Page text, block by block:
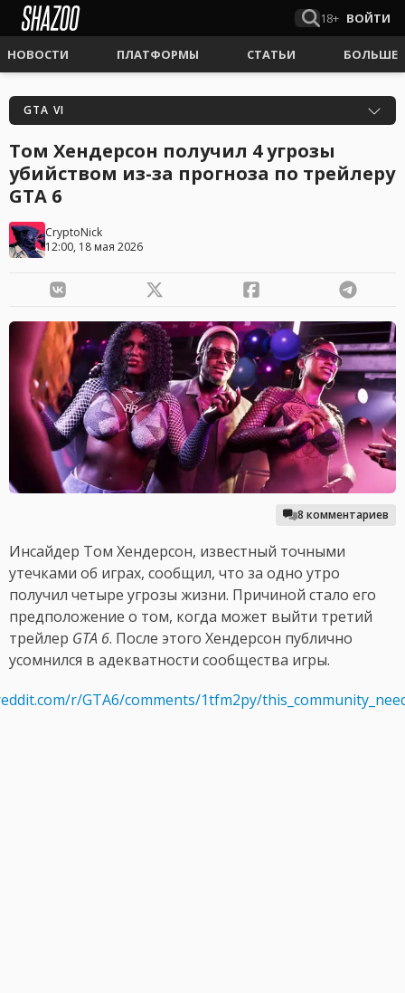
18+ ВОЙТИ
НОВОСТИ ПЛАТФОРМЫ СТАТЬИ БОЛЬШЕ
GTA VI
Том Хендерсон получил 4 угрозы
убийством из-за прогноза по трейлеру
GTA 6
CryptoNick
12:00, 18 мая 2026
8 комментариев
Инсайдер Том Хендерсон, известный точными
утечками об играх, сообщил, что за одно утро
получил четыре угрозы жизни. Причиной стало его
предположение о том, когда может выйти третий
трейлер GTA 6. После этого Хендерсон публично
усомнился в адекватности сообщества игры.
r/GTA6/comments/1tfm2py/